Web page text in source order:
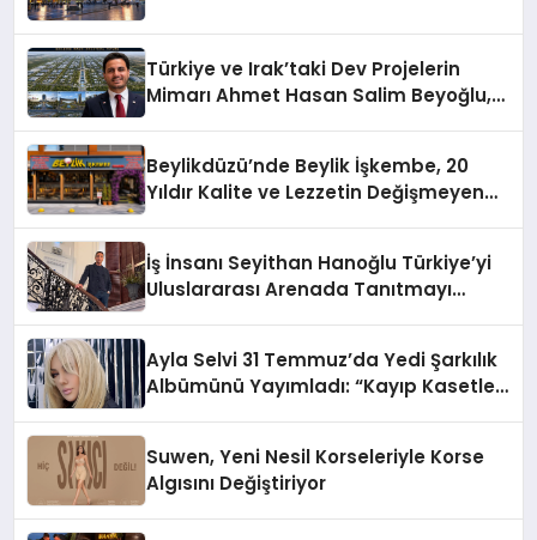
Türkiye ve Irak’taki Dev Projelerin
Mimarı Ahmet Hasan Salim Beyoğlu,
Hayata Geçirecek
Beylikdüzü’nde Beylik İşkembe, 20
Yıldır Kalite ve Lezzetin Değişmeyen
İş İnsanı Seyithan Hanoğlu Türkiye’yi
Uluslararası Arenada Tanıtmayı
Ayla Selvi 31 Temmuz’da Yedi Şarkılık
Albümünü Yayımladı: “Kayıp Kasetler
Suwen, Yeni Nesil Korseleriyle Korse
Algısını Değiştiriyor